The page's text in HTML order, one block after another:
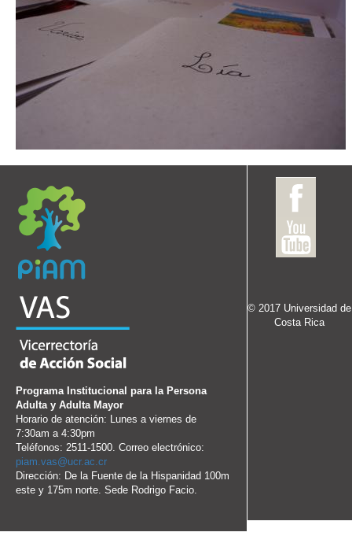
Programa Institucional para la Persona
Adulta y Adulta Mayor
Horario de atención: Lunes a viernes de
7:30am a 4:30pm
Teléfonos: 2511-1500. Correo electrónico:
piam.vas@ucr.ac.cr
Dirección: De la Fuente de la Hispanidad 100m
este y 175m norte. Sede Rodrigo Facio.
© 2017 Universidad de
Costa Rica